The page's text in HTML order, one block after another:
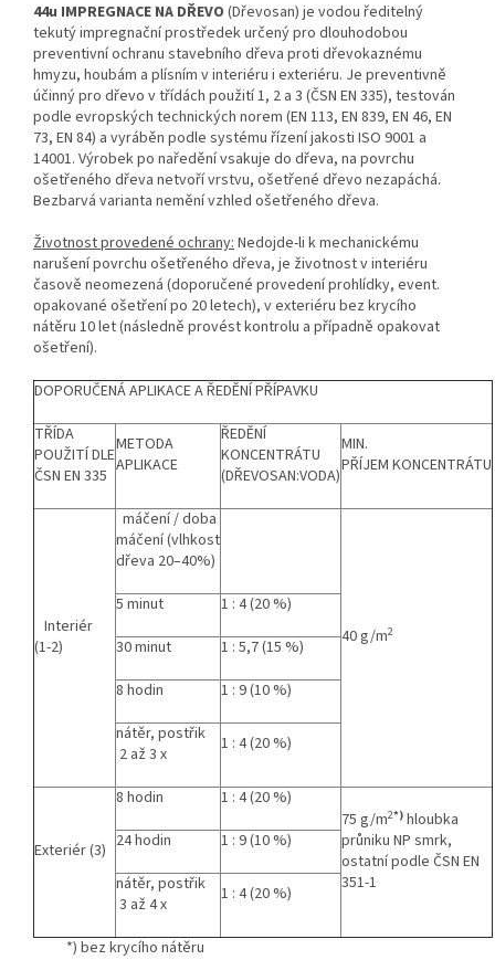
44u IMPREGNACE NA DŘEVO (Dřevosan) je vodou ředitelný
tekutý impregnační prostředek určený pro dlouhodobou
preventivní ochranu stavebního dřeva proti dřevokaznému
hmyzu, houbám a plísním v interiéru i exteriéru. Je preventivně
účinný pro dřevo v třídách použití 1, 2 a 3 (ČSN EN 335), testován
podle evropských technických norem (EN 113, EN 839, EN 46, EN
73, EN 84) a vyráběn podle systému řízení jakosti ISO 9001 a
14001. Výrobek po naředění vsakuje do dřeva, na povrchu
ošetřeného dřeva netvoří vrstvu, ošetřené dřevo nezapáchá.
Bezbarvá varianta nemění vzhled ošetřeného dřeva.
Životnost provedené ochrany:Nedojde-li k mechanickému
narušení povrchu ošetřeného dřeva, je životnost v interiéru
časově neomezená (doporučené provedení prohlídky, event.
opakované ošetření po 20 letech), v exteriéru bez krycího
nátěru 10 let (následně provést kontrolu a případně opakovat
ošetření).
DOPORUČENÁ APLIKACE A ŘEDĚNÍ PŘÍPAVKU
TŘÍDA
POUŽITÍ DLE
ČSN EN 335
METODA
APLIKACE
ŘEDĚNÍ
KONCENTRÁTU
(DŘEVOSAN:VODA)
MIN.
PŘÍJEM KONCENTRÁTU
Interiér
(1-2)
máčení / doba
máčení (vlhkost
dřeva 20–40%)
40 g/m2
5 minut
1 : 4 (20 %)
30 minut
1 : 5,7 (15 %)
8 hodin
1 : 9 (10 %)
nátěr, postřik
2 až 3 x
1 : 4 (20 %)
Exteriér (3)
8 hodin
1 : 4 (20 %)
75 g/m2*) hloubka
průniku NP smrk,
ostatní podle ČSN EN
351-1
24 hodin
1 : 9 (10 %)
nátěr, postřik
3 až 4 x
1 : 4 (20 %)
*) bez krycího nátěru